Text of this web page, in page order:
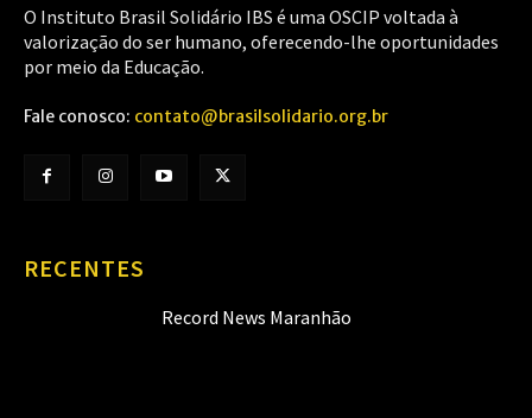
O Instituto Brasil Solidário IBS é uma OSCIP voltada à
valorização do ser humano, oferecendo-lhe oportunidades
por meio da Educação.
Fale conosco: contato@brasilsolidario.org.br
RECENTES
Record News Maranhão